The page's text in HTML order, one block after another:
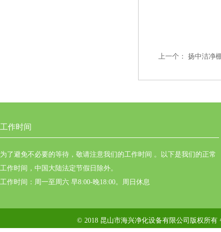
上一个： 扬中洁净
工作时间
为了避免不必要的等待，敬请注意我们的工作时间 。以下是我们的正常
工作时间，中国大陆法定节假日除外。
工作时间：周一至周六 早8:00-晚18:00。周日休息
© 2018 昆山市海兴净化设备有限公司版权所有